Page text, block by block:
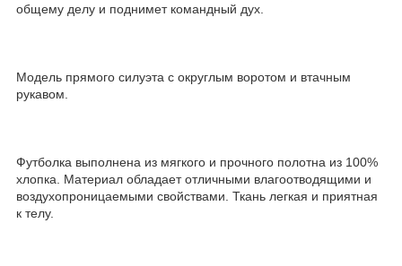
общему делу и поднимет командный дух.
Модель прямого силуэта с округлым воротом и втачным
рукавом.
Футболка выполнена из мягкого и прочного полотна из 100%
хлопка. Материал обладает отличными влагоотводящими и
воздухопроницаемыми свойствами. Ткань легкая и приятная
к телу.